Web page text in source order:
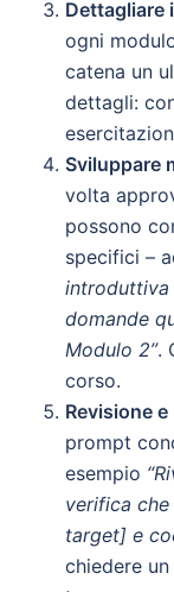
Dettagliare
ogni
catena un
dettagli:
Sviluppare
volta
possono
specifici –
introduttiva
domande
Modulo 2”.
corso.
Revisione
prompt
esempio
verifica
target] e
chiedere